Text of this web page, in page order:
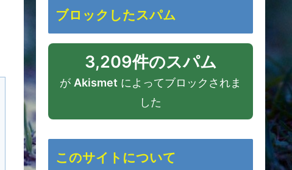
ブロックしたスパム
3,209件のスパム
が Akismet によってブロックされま
した
このサイトについて